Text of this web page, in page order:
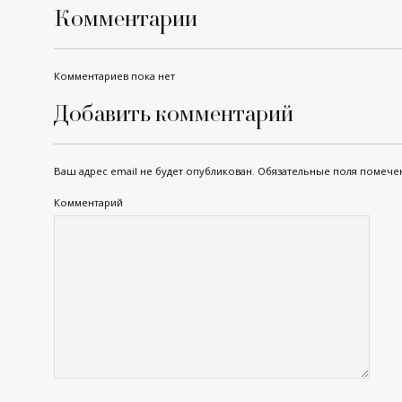
Комментарии
Комментариев пока нет
Добавить комментарий
Ваш адрес email не будет опубликован. Обязательные поля
Комментарий